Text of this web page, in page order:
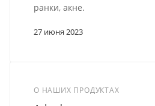
27 июня 2023
ранки, акне.
О НАШИХ ПРОДУКТАХ